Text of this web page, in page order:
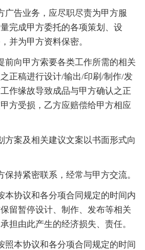
广告业务，应尽职尽责为甲方服
完成甲方委托的各项策划、设
并为甲方资料保密。
前向甲方索要各类工作所需的相关
正稿进行设计/输出/印刷/制作/发
作缘故导致成品与甲方确认之正
方受损，乙方应赔偿给甲方相应
方案及相关建议文案以书面形式向
保持紧密联系，经常与甲方交流。
本协议和各分项合同规定的时间内
留暂停设计、制作、发布等相关
担由此产生的经济损失、责任。
照本协议和各分项合同规定的时间